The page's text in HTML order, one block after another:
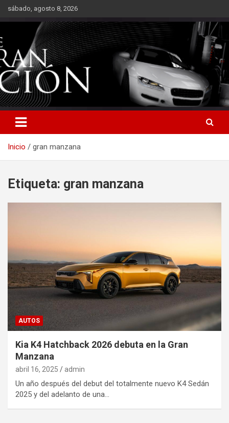
Saltarsábado, agosto 8, 2026
Inicio gran manzana
Etiqueta: gran manzana
AUTOS
Kia K4 Hatchback 2026 debuta en la Gran
Manzana
abril 16, 2025 admin
Un año después del debut del totalmente nuevo K4 Sedán
2025 y del adelanto de una…